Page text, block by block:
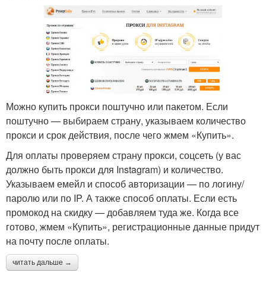
Можно купить прокси поштучно или пакетом. Если
поштучно — выбираем страну, указываем количество
прокси и срок действия, после чего жмем «Купить».
Для оплаты проверяем страну прокси, соцсеть (у вас
должно быть прокси для Instagram) и количество.
Указываем емейл и способ авторизации — по логину/
паролю или по IP. А также способ оплаты. Если есть
промокод на скидку — добавляем туда же. Когда все
готово, жмем «Купить», регистрационные данные придут
на почту после оплаты.
читать дальше →